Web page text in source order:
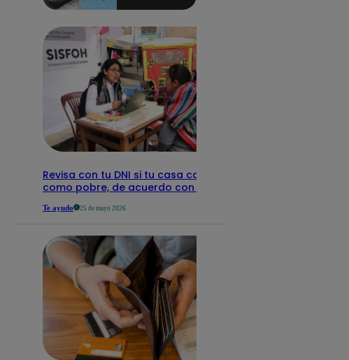
detalles
Revisa con tu DNI si tu casa califica
como pobre, de acuerdo con el Sisfoh
Te ayudo 25 de mayo 2026